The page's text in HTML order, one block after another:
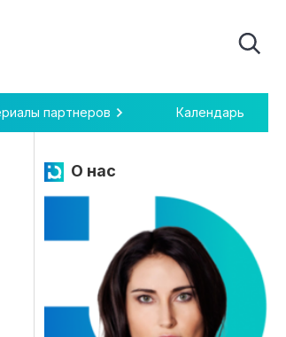
партнеров Календарь
О нас